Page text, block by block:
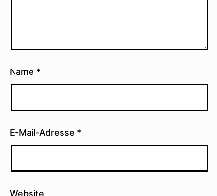
Name *
E-Mail-Adresse *
Website